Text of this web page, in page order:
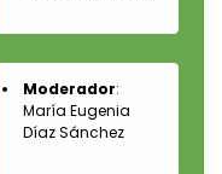
Moderador:
María Eugenia
Díaz Sánchez